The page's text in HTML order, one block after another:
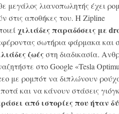
μεγάλος λιανοπωλητής έχει
στις αποθήκες του. Η Zipline
χιλιάδες παραδόσεις με
σωτήρια φάρμακα και
ζωέςστη διαδικασία.
στο Google «Tesla
με ρομπότ να διπλώνουν
και να κάνουν στάσεις
από ιστορίες που ήταν